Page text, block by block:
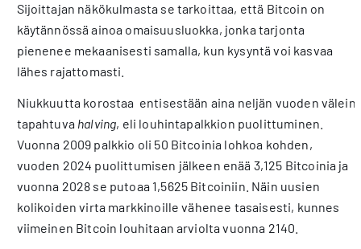
Sijoittajan näkökulmasta se tarkoittaa, että Bitcoin on
käytännössä ainoa omaisuusluokka, jonka tarjonta
pienenee mekaanisesti samalla, kun kysyntä voi kasvaa
lähes rajattomasti.
Niukkuutta korostaa entisestään aina neljän vuoden välein
tapahtuva halving, eli louhintapalkkion puolittuminen.
Vuonna 2009 palkkio oli 50 Bitcoinia lohkoa kohden,
vuoden 2024 puolittumisen jälkeen enää 3,125 Bitcoinia ja
vuonna 2028 se putoaa 1,5625 Bitcoiniin. Näin uusien
kolikoiden virta markkinoille vähenee tasaisesti, kunnes
viimeinen Bitcoin louhitaan arviolta vuonna 2140.